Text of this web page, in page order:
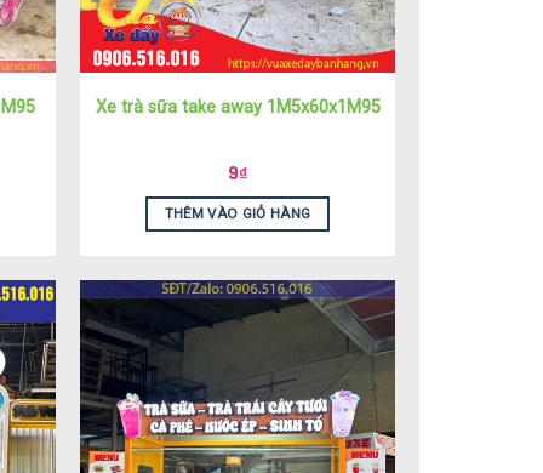
Xe trà sữa take away 1M5x60x1M95
9₫
THÊM VÀO GIỎ HÀNG